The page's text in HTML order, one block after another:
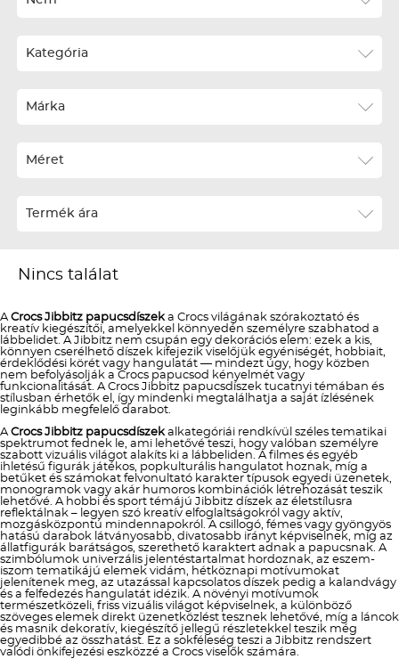
Ár szerint növekvő
Téli termékek előre ár szerint növekvő
Kategória
Márka
Méret
Termék ára
Nincs találat
ACrocs Jibbitz papucsdíszeka Crocs világának szórakoztató és
kreatív kiegészítői, amelyekkel könnyedén személyre szabhatod a
lábbelidet. A Jibbitz nem csupán egy dekorációs elem: ezek a kis,
könnyen cserélhető díszek kifejezik viselőjük egyéniségét, hobbiait,
érdeklődési körét vagy hangulatát — mindezt úgy, hogy közben
nem befolyásolják a Crocs papucsod kényelmét vagy
funkcionalitását. A Crocs Jibbitz papucsdíszek tucatnyi témában és
stílusban érhetők el, így mindenki megtalálhatja a saját ízlésének
leginkább megfelelő darabot.
ACrocs Jibbitz papucsdíszekalkategóriái rendkívül széles tematikai
spektrumot fednek le, ami lehetővé teszi, hogy valóban személyre
szabott vizuális világot alakíts ki a lábbeliden. A filmes és egyéb
ihletésű figurák játékos, popkulturális hangulatot hoznak, míg a
betűket és számokat felvonultató karakter típusok egyedi üzenetek,
monogramok vagy akár humoros kombinációk létrehozását teszik
lehetővé. A hobbi és sport témájú Jibbitz díszek az életstílusra
reflektálnak – legyen szó kreatív elfoglaltságokról vagy aktív,
mozgásközpontú mindennapokról. A csillogó, fémes vagy gyöngyös
hatású darabok látványosabb, divatosabb irányt képviselnek, míg az
állatfigurák barátságos, szerethető karaktert adnak a papucsnak. A
szimbólumok univerzális jelentéstartalmat hordoznak, az eszem-
iszom tematikájú elemek vidám, hétköznapi motívumokat
jelenítenek meg, az utazással kapcsolatos díszek pedig a kalandvágy
és a felfedezés hangulatát idézik. A növényi motívumok
természetközeli, friss vizuális világot képviselnek, a különböző
szöveges elemek direkt üzenetközlést tesznek lehetővé, míg a láncok
és masnik dekoratív, kiegészítő jellegű részletekkel teszik még
egyedibbé az összhatást. Ez a sokféleség teszi a Jibbitz rendszert
valódi önkifejezési eszközzé a Crocs viselők számára.